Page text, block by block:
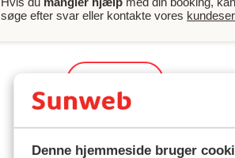
Denne hjemmeside bruger
søge efter svar eller kontakte vores